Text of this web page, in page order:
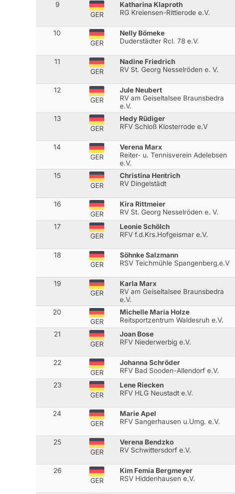
9
GER
Katharina Klaproth
RG Kreiensen-Rittierode e.V.
10
GER
Nelly Bömeke
Duderstädter Rcl. 78 e.V.
11
GER
Nadine Friedrich
RV St. Georg Nesselröden e. V.
12
GER
Jule Neubert
RV am Geiseltalsee Braunsbedra
e.V.
13
GER
Hedy Rüdiger
RFV Schloß Klosterrode e.V
14
GER
Verena Marx
Reiter- u. Tennisverein Adelebsen
e.V.
15
GER
Christina Hentrich
RV Dingelstädt
16
GER
Kira Rittmeier
RV St. Georg Nesselröden e. V.
17
GER
Leonie Schölch
RFV f.d.Krs.Hofgeismar e.V.
18
GER
Söhnke Salzmann
RSV Teichmühle Spangenberg.e.V
19
GER
Karla Marx
RV am Geiseltalsee Braunsbedra
e.V.
20
GER
Michelle Maria Holze
Reitsportzentrum Waldesruh e.V.
21
GER
Joan Bose
RFV Niederwerbig e.V.
22
GER
Johanna Schröder
RFV Bad Sooden-Allendorf e.V.
23
GER
Lene Riecken
RFV HLG Neustadt e.V.
24
GER
Marie Apel
RFV Sangerhausen u.Umg. e.V.
25
GER
Verena Bendzko
RV Schwittersdorf e.V.
26
GER
Kim Femia Bergmeyer
RSV Hiddenhausen e.V.